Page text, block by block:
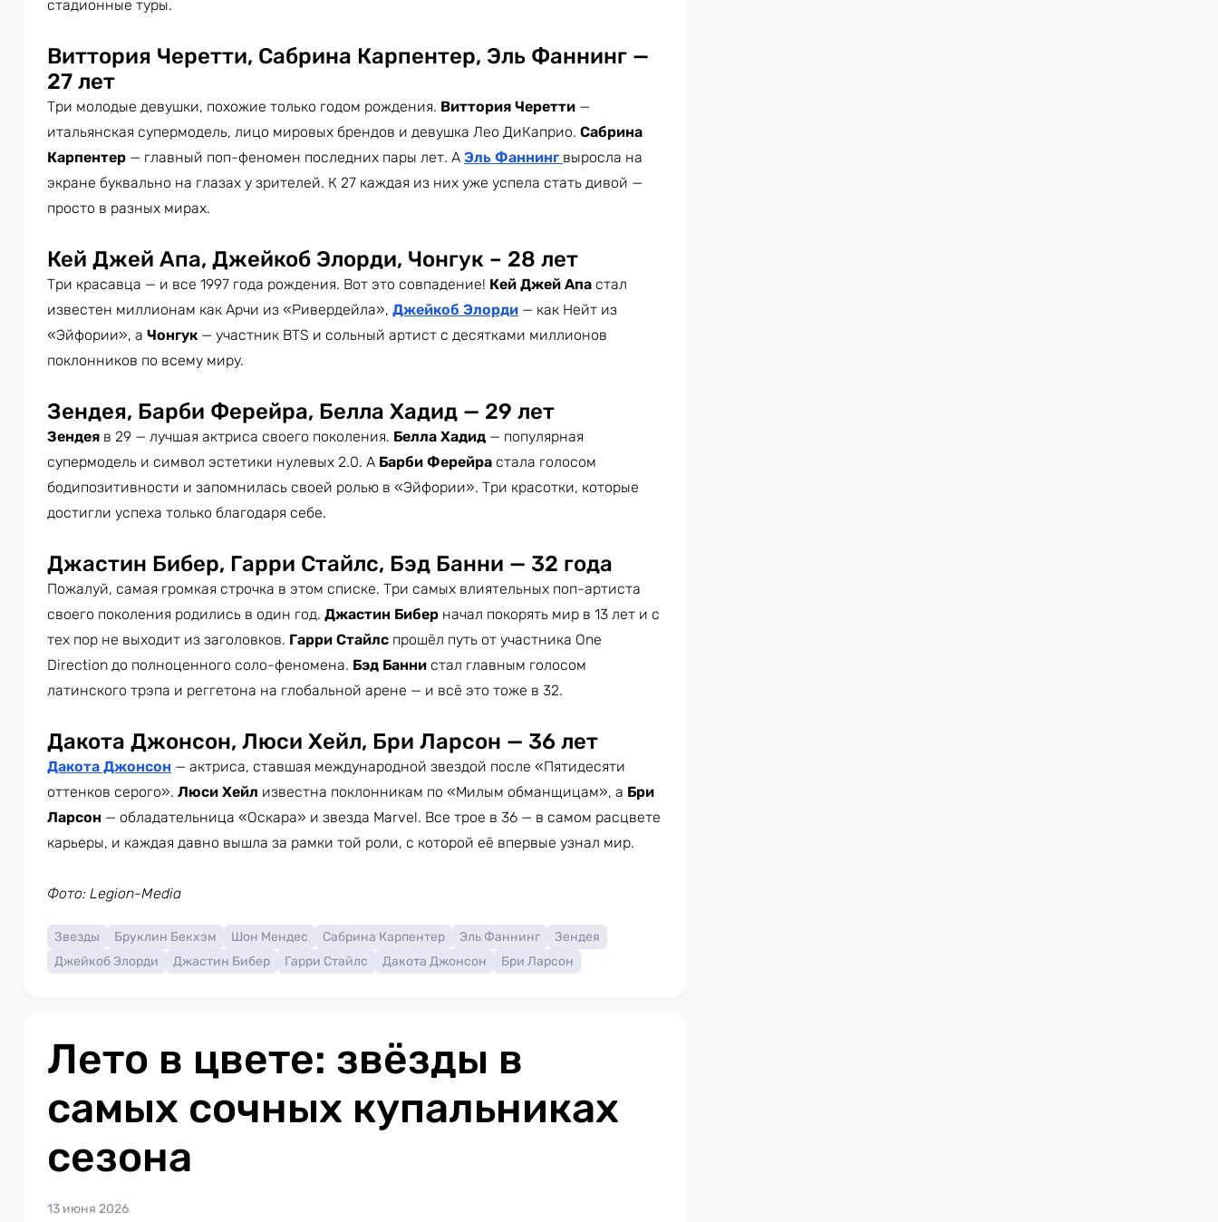
стадионные туры.
Виттория Черетти, Сабрина Карпентер, Эль Фаннинг —
27 лет
Три молодые девушки, похожие только годом рождения. Виттория Черетти —
итальянская супермодель, лицо мировых брендов и девушка Лео ДиКаприо. Сабрина
Карпентер — главный поп-феномен последних пары лет. А Эль Фаннинг выросла на
экране буквально на глазах у зрителей. К 27 каждая из них уже успела стать дивой —
просто в разных мирах.
Кей Джей Апа, Джейкоб Элорди, Чонгук – 28 лет
Три красавца — и все 1997 года рождения. Вот это совпадение! Кей Джей Апа стал
известен миллионам как Арчи из «Ривердейла», Джейкоб Элорди — как Нейт из
«Эйфории», а Чонгук — участник BTS и сольный артист с десятками миллионов
поклонников по всему миру.
Зендея, Барби Ферейра, Белла Хадид — 29 лет
Зендея в 29 — лучшая актриса своего поколения. Белла Хадид — популярная
супермодель и символ эстетики нулевых 2.0. А Барби Ферейра стала голосом
бодипозитивности и запомнилась своей ролью в «Эйфории». Три красотки, которые
достигли успеха только благодаря себе.
Джастин Бибер, Гарри Стайлс, Бэд Банни — 32 года
Пожалуй, самая громкая строчка в этом списке. Три самых влиятельных поп-артиста
своего поколения родились в один год. Джастин Бибер начал покорять мир в 13 лет и с
тех пор не выходит из заголовков. Гарри Стайлс прошёл путь от участника One
Direction до полноценного соло-феномена. Бэд Банни стал главным голосом
латинского трэпа и реггетона на глобальной арене — и всё это тоже в 32.
Дакота Джонсон, Люси Хейл, Бри Ларсон — 36 лет
Дакота Джонсон — актриса, ставшая международной звездой после «Пятидесяти
оттенков серого». Люси Хейл известна поклонникам по «Милым обманщицам», а Бри
Ларсон — обладательница «Оскара» и звезда Marvel. Все трое в 36 — в самом расцвете
карьеры, и каждая давно вышла за рамки той роли, с которой её впервые узнал мир.
Фото: Legion-Media
Звезды Бруклин Бекхэм Шон Мендес Сабрина Карпентер Эль Фаннинг
Зендея
Джейкоб Элорди
Джастин Бибер Гарри Стайлс Дакота Джонсон Бри Ларсон
Лето в цвете: звёзды в
самых сочных купальниках
сезона
13 июня 2026